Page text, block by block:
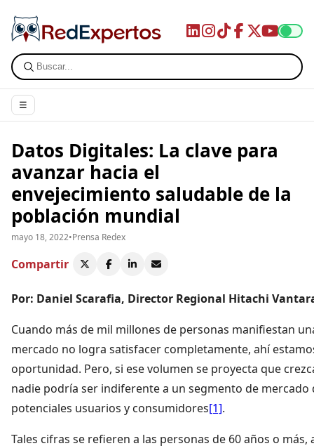
☰
Datos Digitales: La clave para
avanzar hacia el
envejecimiento saludable de la
población mundial
mayo 18, 2022•Prensa Redex
Compartir
Por: Daniel Scarafia, Director Regional Hitachi
Cuando más de mil millones de personas manifiestan
mercado no logra satisfacer completamente, ahí
oportunidad. Pero, si ese volumen se proyecta que
nadie podría ser indiferente a un segmento de mercado
potenciales usuarios y consumidores[1].
Tales cifras se refieren a las personas de 60 años o